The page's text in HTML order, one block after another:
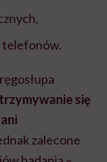
telefonów.
się
zalecone